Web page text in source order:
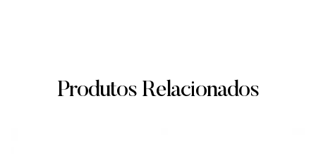
Produtos Relacionados